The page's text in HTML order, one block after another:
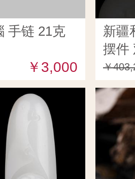
手链 21克
￥3,000
新疆
摆件
￥